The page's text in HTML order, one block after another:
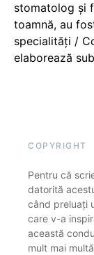
stomatolog și
toamnă, au
specialități /
elaborează
COPYRIGHT
Pentru că
datorită
când preluați
care v-a
această
mult mai